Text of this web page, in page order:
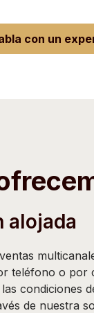
con un
alojada
teléfono o por
condiciones
de nuestra